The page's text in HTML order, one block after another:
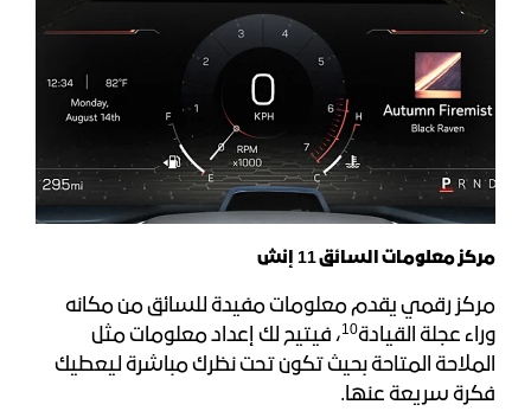
مركز معلومات السائق 11 إنش
مركز رقمي يقدم معلومات مفيدة للسائق من مكانه
وراء عجلة القيادة10، فيتيح لك إعداد معلومات مثل
الملاحة المتاحة بحيث تكون تحت نظرك مباشرة ليعطيك
فكرة سريعة عنها.